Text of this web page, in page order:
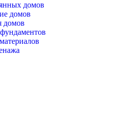
домов
домов
домов